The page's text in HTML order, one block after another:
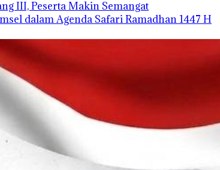
III, Peserta Makin Semangat
dalam Agenda Safari Ramadhan 1447 H